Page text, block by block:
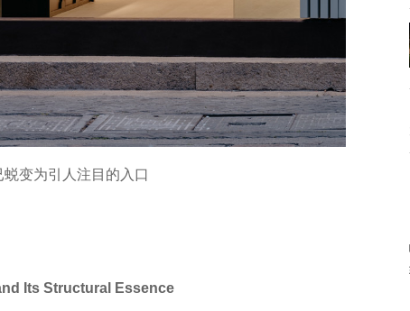
变为引人注目的入口
Its Structural Essence